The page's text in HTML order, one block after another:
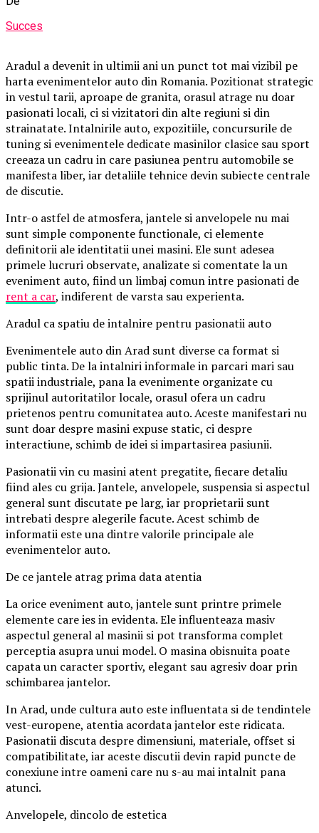
Succes
Aradul a devenit in ultimii ani un punct tot mai vizibil pe
harta evenimentelor auto din Romania. Pozitionat strategic
in vestul tarii, aproape de granita, orasul atrage nu doar
pasionati locali, ci si vizitatori din alte regiuni si din
strainatate. Intalnirile auto, expozitiile, concursurile de
tuning si evenimentele dedicate masinilor clasice sau sport
creeaza un cadru in care pasiunea pentru automobile se
manifesta liber, iar detaliile tehnice devin subiecte centrale
de discutie.
Intr-o astfel de atmosfera, jantele si anvelopele nu mai
sunt simple componente functionale, ci elemente
definitorii ale identitatii unei masini. Ele sunt adesea
primele lucruri observate, analizate si comentate la un
eveniment auto, fiind un limbaj comun intre pasionati de
rent a car, indiferent de varsta sau experienta.
Aradul ca spatiu de intalnire pentru pasionatii auto
Evenimentele auto din Arad sunt diverse ca format si
public tinta. De la intalniri informale in parcari mari sau
spatii industriale, pana la evenimente organizate cu
sprijinul autoritatilor locale, orasul ofera un cadru
prietenos pentru comunitatea auto. Aceste manifestari nu
sunt doar despre masini expuse static, ci despre
interactiune, schimb de idei si impartasirea pasiunii.
Pasionatii vin cu masini atent pregatite, fiecare detaliu
fiind ales cu grija. Jantele, anvelopele, suspensia si aspectul
general sunt discutate pe larg, iar proprietarii sunt
intrebati despre alegerile facute. Acest schimb de
informatii este una dintre valorile principale ale
evenimentelor auto.
De ce jantele atrag prima data atentia
La orice eveniment auto, jantele sunt printre primele
elemente care ies in evidenta. Ele influenteaza masiv
aspectul general al masinii si pot transforma complet
perceptia asupra unui model. O masina obisnuita poate
capata un caracter sportiv, elegant sau agresiv doar prin
schimbarea jantelor.
In Arad, unde cultura auto este influentata si de tendintele
vest-europene, atentia acordata jantelor este ridicata.
Pasionatii discuta despre dimensiuni, materiale, offset si
compatibilitate, iar aceste discutii devin rapid puncte de
conexiune intre oameni care nu s-au mai intalnit pana
atunci.
Anvelopele, dincolo de estetica